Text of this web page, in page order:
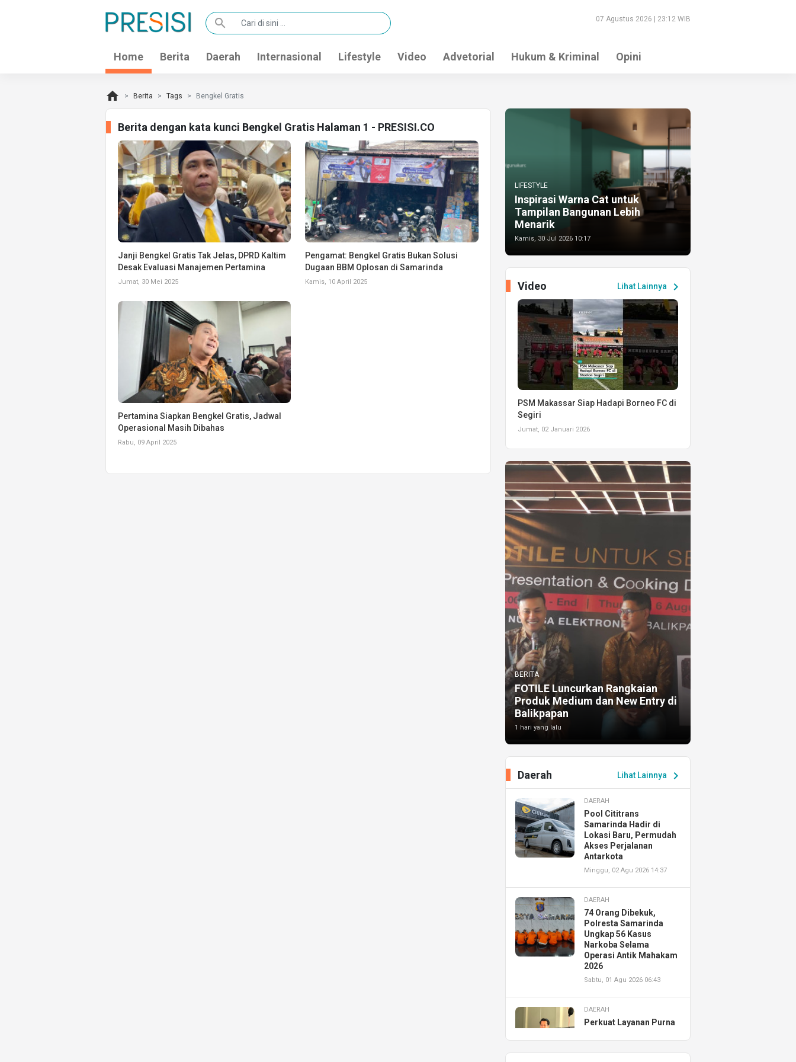
search 07 Agustus 2026 | 23:12 WIB
Home Berita Daerah Internasional Lifestyle Video Advetorial Hukum & Kriminal Opini
home Berita Tags Bengkel Gratis
Berita dengan kata kunci Bengkel Gratis Halaman 1 - PRESISI.CO
Janji Bengkel Gratis Tak Jelas, DPRD Kaltim
Desak Evaluasi Manajemen Pertamina
Jumat, 30 Mei 2025
Pengamat: Bengkel Gratis Bukan Solusi
Dugaan BBM Oplosan di Samarinda
Kamis, 10 April 2025
Pertamina Siapkan Bengkel Gratis, Jadwal
Operasional Masih Dibahas
Rabu, 09 April 2025
LIFESTYLE
Inspirasi Warna Cat untuk
Tampilan Bangunan Lebih
Menarik
Kamis, 30 Jul 2026 10:17
Lihat Lainnya chevron_right
Video
PSM Makassar Siap Hadapi Borneo FC di
Segiri
Jumat, 02 Januari 2026
BERITA
FOTILE Luncurkan Rangkaian
Produk Medium dan New Entry di
Balikpapan
1 hari yang lalu
Lihat Lainnya chevron_right
Daerah
DAERAH
Pool Cititrans
Samarinda Hadir di
Lokasi Baru, Permudah
Akses Perjalanan
Antarkota
Minggu, 02 Agu 2026 14:37
DAERAH
74 Orang Dibekuk,
Polresta Samarinda
Ungkap 56 Kasus
Narkoba Selama
Operasi Antik Mahakam
2026
Sabtu, 01 Agu 2026 06:43
DAERAH
Perkuat Layanan Purna
Resmikan AHASS